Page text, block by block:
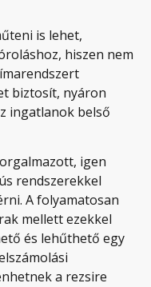
is lehet,
hiszen nem
biztosít, nyáron
ingatlanok belső
igen
rendszerekkel
A folyamatosan
mellett ezekkel
és lehűthető egy
a rezsire